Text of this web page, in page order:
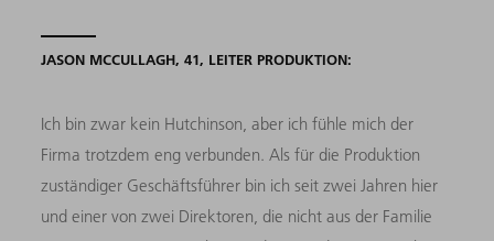
JASON MCCULLAGH, 41, LEITER PRODUKTION:
Ich bin zwar kein Hutchinson, aber ich fühle mich der
Firma trotzdem eng verbunden. Als für die Produktion
zuständiger Geschäftsführer bin ich seit zwei Jahren hier
und einer von zwei Direktoren, die nicht aus der Familie